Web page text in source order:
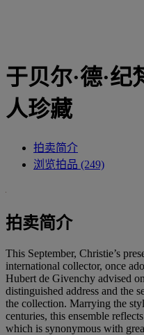
于贝尔·德·
人珍藏
拍卖简介
浏览拍品 (249)
拍卖简介
This September, Christie’s
international collector, once
Hubert de Givenchy advised
distinguished address and the
the collection. Marrying the
centuries, this ensemble
which is synonymous with